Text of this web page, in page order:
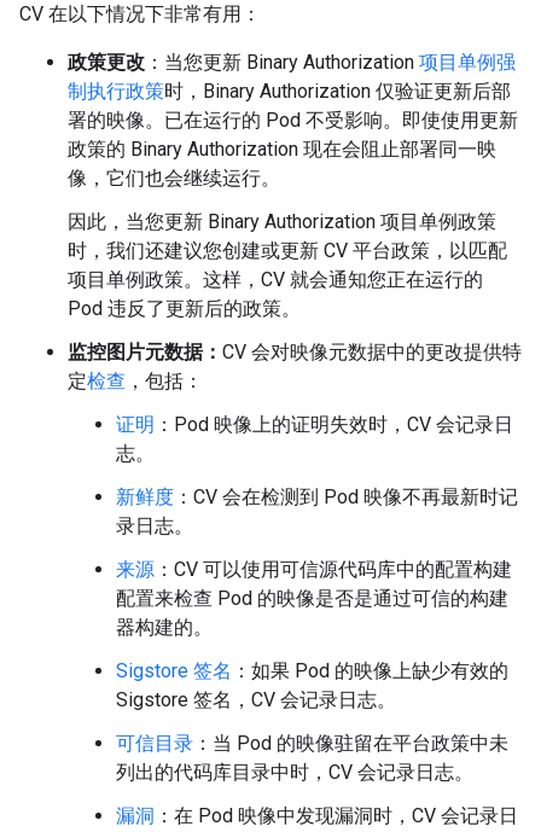
CV 在以下情况下非常有用：
政策更改 ：当您更新 Binary Authorization 项目单例强
制执行政策时，Binary Authorization 仅验证更新后部
署的映像。已在运行的 Pod 不受影响。即使使用更新
政策的 Binary Authorization 现在会阻止部署同一映
像，它们也会继续运行。
因此，当您更新 Binary Authorization 项目单例政策
时，我们还建议您创建或更新 CV 平台政策，以匹配
项目单例政策。这样，CV 就会通知您正在运行的
Pod 违反了更新后的政策。
监控图片元数据： CV 会对映像元数据中的更改提供特
定检查 ，包括：
证明 ：Pod 映像上的证明失效时，CV 会记录日
志。
新鲜度 ：CV 会在检测到 Pod 映像不再最新时记
录日志。
来源 ：CV 可以使用可信源代码库中的配置构建
配置来检查 Pod 的映像是否是通过可信的构建
器构建的。
Sigstore 签名 ：如果 Pod 的映像上缺少有效的
Sigstore 签名，CV 会记录日志。
可信目录 ：当 Pod 的映像驻留在平台政策中未
列出的代码库目录中时，CV 会记录日志。
漏洞 ：在 Pod 映像中发现漏洞时，CV 会记录日